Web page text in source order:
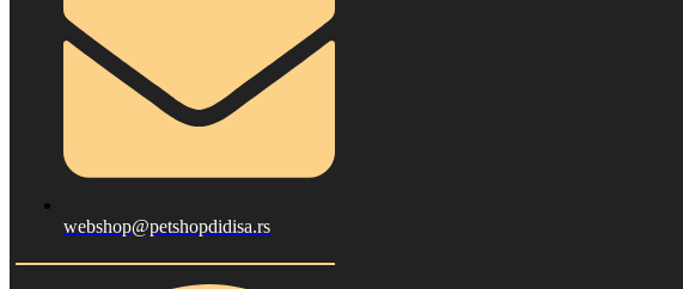
webshop@petshopdidisa.rs